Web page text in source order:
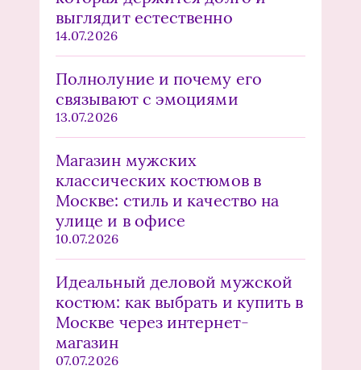
выглядит естественно
14.07.2026
Полнолуние и почему его
связывают с эмоциями
13.07.2026
Магазин мужских
классических костюмов в
Москве: стиль и качество на
улице и в офисе
10.07.2026
Идеальный деловой мужской
костюм: как выбрать и купить в
Москве через интернет-
магазин
07.07.2026